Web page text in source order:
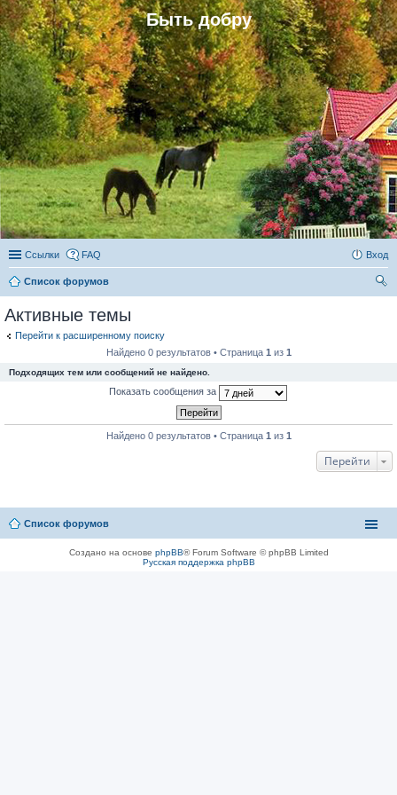
Быть добру
Ссылки FAQ Вход
Список форумов
Активные темы
Перейти к расширенному поиску
Найдено 0 результатов • Страница 1 из 1
Подходящих тем или сообщений не найдено.
Показать сообщения за
Найдено 0 результатов • Страница 1 из 1
Перейти
Список форумов
Создано на основе phpBB® Forum Software © phpBB Limited
Русская поддержка phpBB